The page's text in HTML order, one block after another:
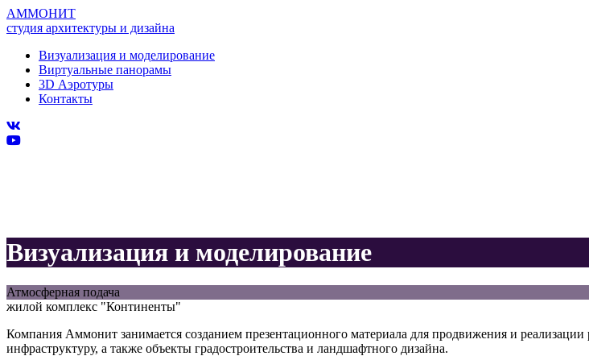
АММОНИТ
студия архитектуры и дизайна
Визуализация и моделирование
Виртуальные панорамы
3D Аэротуры
Контакты
Визуализация и моделирование
Атмосферная подача
жилой комплекс "Континенты"
Компания Аммонит занимается созданием презентационного материала для продвижения и
инфраструктуру, а также объекты градостроительства и ландшафтного дизайна.